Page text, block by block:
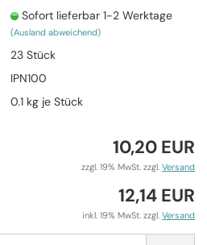
Sofort lieferbar 1-2 Werktage
(Ausland abweichend)
23Stück
IPN100
0.1 kg je Stück
10,20 EUR
zzgl. 19% MwSt. zzgl. Versand
12,14 EUR
inkl. 19% MwSt. zzgl. Versand